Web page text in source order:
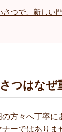
さつで、新しい
つはなぜ
方々へ丁寧に
ーではありま